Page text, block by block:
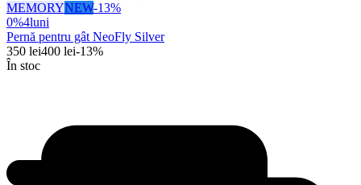
MEMORYNEW-13%
0%4luni
Pernă pentru gât NeoFly Silver
350 lei400 lei-13%
În stoc